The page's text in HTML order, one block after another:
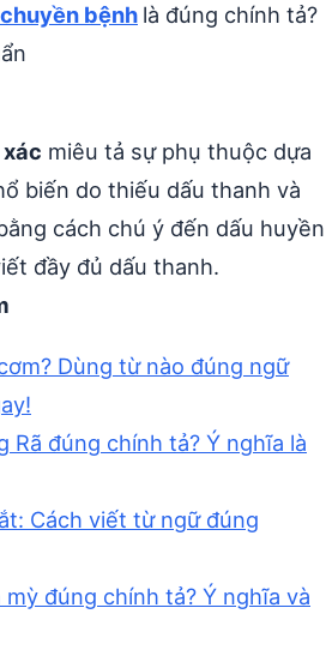
bệnh là đúng chính tả?
miêu tả sự phụ thuộc dựa
biến do thiếu dấu thanh và
cách chú ý đến dấu huyền
đầy đủ dấu thanh.
Dùng từ nào đúng ngữ
Rã đúng chính tả? Ý nghĩa là
Cách viết từ ngữ đúng
mỳ đúng chính tả? Ý nghĩa và